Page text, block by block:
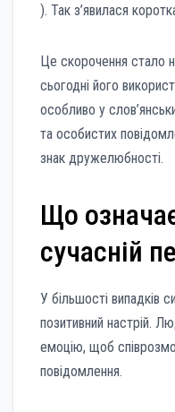
). Так з’явилася
Це скорочення стало
сьогодні його
особливо у
та особистих
знак дружелюбності.
Що
сучасній
У більшості випадків
позитивний настрій.
емоцію, щоб
повідомлення.